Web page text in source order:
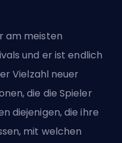
am meisten
und er ist endlich
Vielzahl neuer
die die Spieler
diejenigen, die ihre
mit welchen